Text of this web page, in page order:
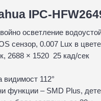
IPC-
осветление
сензор, 0.007 Lux в
2688 × 1520 25 кад/сек
видимост 112°
функции – SMD Plus,